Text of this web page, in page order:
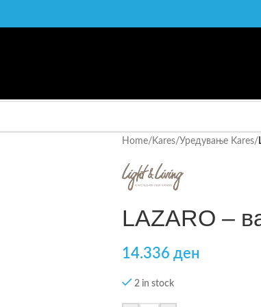
Home/ Kares/Уредување Kares/
LAZARO –
14.336 ден
2 in stock